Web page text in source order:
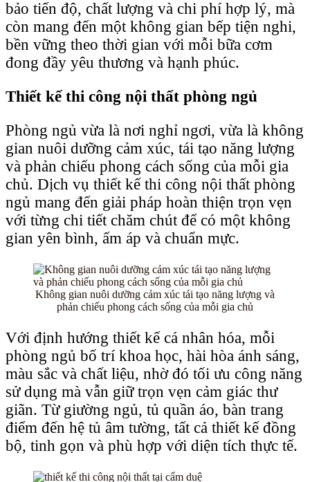
bảo tiến độ, chất lượng và chi phí hợp lý, mà
còn mang đến một không gian bếp tiện nghi,
bền vững theo thời gian với mỗi bữa cơm
đong đầy yêu thương và hạnh phúc.
Thiết kế thi công nội thất phòng ngủ
Phòng ngủ vừa là nơi nghỉ ngơi, vừa là không
gian nuôi dưỡng cảm xúc, tái tạo năng lượng
và phản chiếu phong cách sống của mỗi gia
chủ. Dịch vụ thiết kế thi công nội thất phòng
ngủ mang đến giải pháp hoàn thiện trọn vẹn
với từng chi tiết chăm chút để có một không
gian yên bình, ấm áp và chuẩn mực.
Không gian nuôi dưỡng cảm xúc tái tạo năng lượng và
phản chiếu phong cách sống của mỗi gia chủ
Với định hướng thiết kế cá nhân hóa, mỗi
phòng ngủ bố trí khoa học, hài hòa ánh sáng,
màu sắc và chất liệu, nhờ đó tối ưu công năng
sử dụng mà vẫn giữ trọn vẹn cảm giác thư
giãn. Từ giường ngủ, tủ quần áo, bàn trang
điểm đến hệ tủ âm tường, tất cả thiết kế đồng
bộ, tinh gọn và phù hợp với diện tích thực tế.